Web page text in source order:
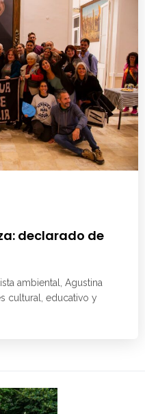
declarado de
ambiental, Agustina
cultural, educativo y